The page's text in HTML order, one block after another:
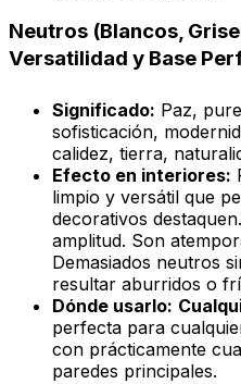
Neutros (Blancos,
Versatilidad y Base
Significado: Paz,
sofisticación,
calidez, tierra,
Efecto en interiores:
limpio y versátil que
decorativos
amplitud. Son
Demasiados neutros
resultar aburridos o
Dónde usarlo:
perfecta para
con prácticamente
paredes principales.